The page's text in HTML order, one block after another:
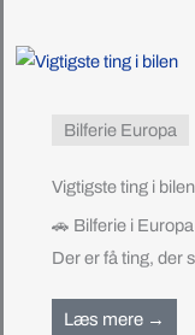
Bilferie Europa
Vigtigste ting i bilen
🚗 Bilferie i
Der er få ting, der
Læs mere →